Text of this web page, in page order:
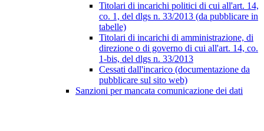
Titolari di incarichi politici di cui all'art. 14,
co. 1, del dlgs n. 33/2013 (da pubblicare in
tabelle)
Titolari di incarichi di amministrazione, di
direzione o di governo di cui all'art. 14, co.
1-bis, del dlgs n. 33/2013
Cessati dall'incarico (documentazione da
pubblicare sul sito web)
Sanzioni per mancata comunicazione dei dati